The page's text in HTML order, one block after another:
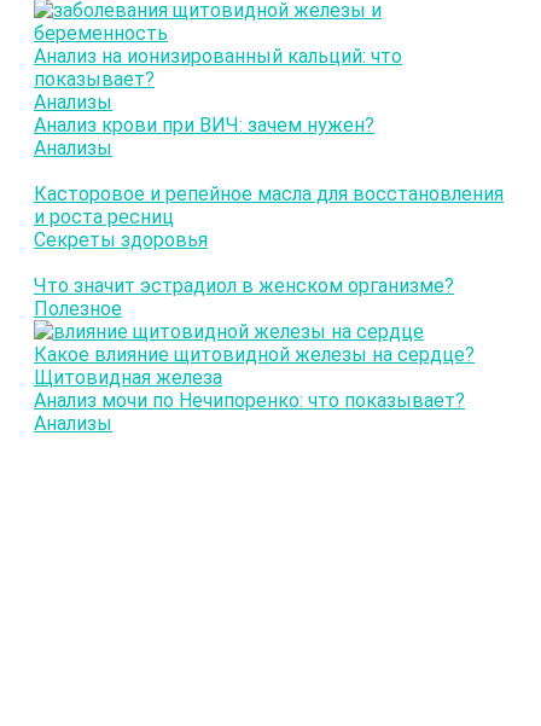
Анализ на ионизированный кальций: что
показывает?
Анализы
Анализ крови при ВИЧ: зачем нужен?
Анализы
Касторовое и репейное масла для восстановления
и роста ресниц
Секреты здоровья
Что значит эстрадиол в женском организме?
Полезное
Какое влияние щитовидной железы на сердце?
Щитовидная железа
Анализ мочи по Нечипоренко: что показывает?
Анализы